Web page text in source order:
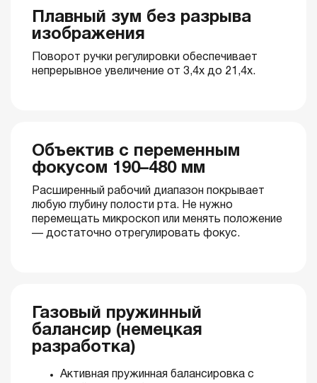
Плавный зум без разрыва
изображения
Поворот ручки регулировки обеспечивает
непрерывное увеличение от 3,4x до 21,4x.
Объектив с переменным
фокусом 190–480 мм
Расширенный рабочий диапазон покрывает
любую глубину полости рта. Не нужно
перемещать микроскоп или менять положение
— достаточно отрегулировать фокус.
Газовый пружинный
балансир (немецкая
разработка)
Активная пружинная балансировка с